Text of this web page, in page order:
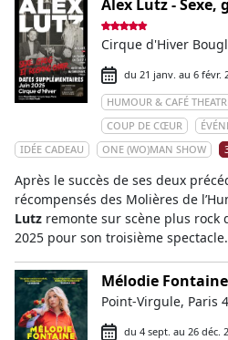
Alex Lutz -
Cirque d'Hiver
du 21 janv. au 6 févr.
HUMOUR & CAFÉ
COUP DE CŒUR
IDÉE CADEAU
ONE (WO)MAN SHOW
Après le succès de ses deux
récompensés des Molières de
Lutz remonte sur scène plus rock
2025 pour son troisième spectacle.
Mélodie
Point-Virgule, Paris
du 4 sept. au 26 déc.